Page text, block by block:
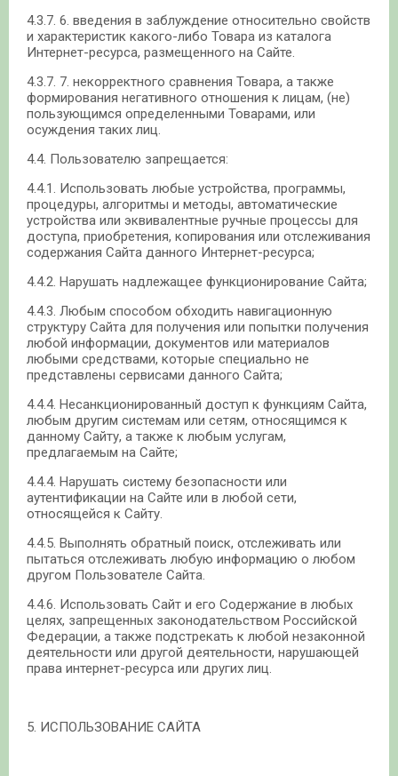
4.3.7. 6. введения в заблуждение относительно свойств
и характеристик какого-либо Товара из каталога
Интернет-ресурса, размещенного на Сайте.
4.3.7. 7. некорректного сравнения Товара, а также
формирования негативного отношения к лицам, (не)
пользующимся определенными Товарами, или
осуждения таких лиц.
4.4. Пользователю запрещается:
4.4.1. Использовать любые устройства, программы,
процедуры, алгоритмы и методы, автоматические
устройства или эквивалентные ручные процессы для
доступа, приобретения, копирования или отслеживания
содержания Сайта данного Интернет-ресурса;
4.4.2. Нарушать надлежащее функционирование Сайта;
4.4.3. Любым способом обходить навигационную
структуру Сайта для получения или попытки получения
любой информации, документов или материалов
любыми средствами, которые специально не
представлены сервисами данного Сайта;
4.4.4. Несанкционированный доступ к функциям Сайта,
любым другим системам или сетям, относящимся к
данному Сайту, а также к любым услугам,
предлагаемым на Сайте;
4.4.4. Нарушать систему безопасности или
аутентификации на Сайте или в любой сети,
относящейся к Сайту.
4.4.5. Выполнять обратный поиск, отслеживать или
пытаться отслеживать любую информацию о любом
другом Пользователе Сайта.
4.4.6. Использовать Сайт и его Содержание в любых
целях, запрещенных законодательством Российской
Федерации, а также подстрекать к любой незаконной
деятельности или другой деятельности, нарушающей
права интернет-ресурса или других лиц.
5. ИСПОЛЬЗОВАНИЕ САЙТА